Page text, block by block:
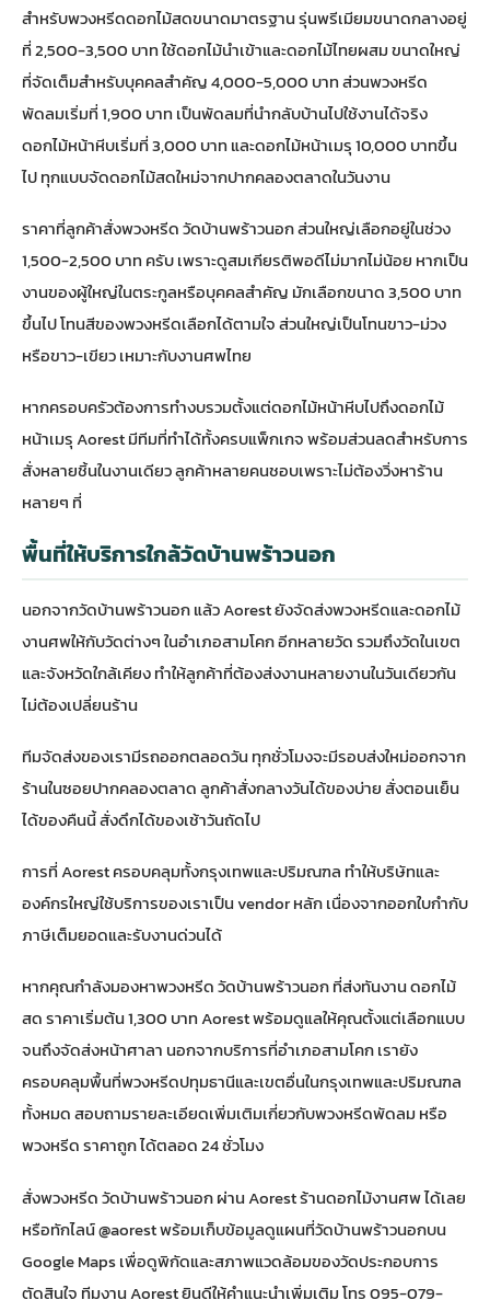
สำหรับพวงหรีดดอกไม้สดขนาดมาตรฐาน รุ่นพรีเมียมขนาดกลางอยู่
ที่ 2,500-3,500 บาท ใช้ดอกไม้นำเข้าและดอกไม้ไทยผสม ขนาดใหญ่
ที่จัดเต็มสำหรับบุคคลสำคัญ 4,000-5,000 บาท ส่วนพวงหรีด
พัดลมเริ่มที่ 1,900 บาท เป็นพัดลมที่นำกลับบ้านไปใช้งานได้จริง
ดอกไม้หน้าหีบเริ่มที่ 3,000 บาท และดอกไม้หน้าเมรุ 10,000 บาทขึ้น
ไป ทุกแบบจัดดอกไม้สดใหม่จากปากคลองตลาดในวันงาน
ราคาที่ลูกค้าสั่งพวงหรีด วัดบ้านพร้าวนอก ส่วนใหญ่เลือกอยู่ในช่วง
1,500-2,500 บาท ครับ เพราะดูสมเกียรติพอดีไม่มากไม่น้อย หากเป็น
งานของผู้ใหญ่ในตระกูลหรือบุคคลสำคัญ มักเลือกขนาด 3,500 บาท
ขึ้นไป โทนสีของพวงหรีดเลือกได้ตามใจ ส่วนใหญ่เป็นโทนขาว-ม่วง
หรือขาว-เขียว เหมาะกับงานศพไทย
หากครอบครัวต้องการทำงบรวมตั้งแต่ดอกไม้หน้าหีบไปถึงดอกไม้
หน้าเมรุ Aorest มีทีมที่ทำได้ทั้งครบแพ็กเกจ พร้อมส่วนลดสำหรับการ
สั่งหลายชิ้นในงานเดียว ลูกค้าหลายคนชอบเพราะไม่ต้องวิ่งหาร้าน
หลายๆ ที่
พื้นที่ให้บริการใกล้วัดบ้านพร้าวนอก
นอกจากวัดบ้านพร้าวนอก แล้ว Aorest ยังจัดส่งพวงหรีดและดอกไม้
งานศพให้กับวัดต่างๆ ในอำเภอสามโคก อีกหลายวัด รวมถึงวัดในเขต
และจังหวัดใกล้เคียง ทำให้ลูกค้าที่ต้องส่งงานหลายงานในวันเดียวกัน
ไม่ต้องเปลี่ยนร้าน
ทีมจัดส่งของเรามีรถออกตลอดวัน ทุกชั่วโมงจะมีรอบส่งใหม่ออกจาก
ร้านในซอยปากคลองตลาด ลูกค้าสั่งกลางวันได้ของบ่าย สั่งตอนเย็น
ได้ของคืนนี้ สั่งดึกได้ของเช้าวันถัดไป
การที่ Aorest ครอบคลุมทั้งกรุงเทพและปริมณฑล ทำให้บริษัทและ
องค์กรใหญ่ใช้บริการของเราเป็น vendor หลัก เนื่องจากออกใบกำกับ
ภาษีเต็มยอดและรับงานด่วนได้
หากคุณกำลังมองหาพวงหรีด วัดบ้านพร้าวนอก ที่ส่งทันงาน ดอกไม้
สด ราคาเริ่มต้น 1,300 บาท Aorest พร้อมดูแลให้คุณตั้งแต่เลือกแบบ
จนถึงจัดส่งหน้าศาลา นอกจากบริการที่อำเภอสามโคก เรายัง
ครอบคลุมพื้นที่พวงหรีดปทุมธานีและเขตอื่นในกรุงเทพและปริมณฑล
ทั้งหมด สอบถามรายละเอียดเพิ่มเติมเกี่ยวกับพวงหรีดพัดลมหรือ
พวงหรีด ราคาถูกได้ตลอด 24 ชั่วโมง
สั่งพวงหรีด วัดบ้านพร้าวนอก ผ่านAorest ร้านดอกไม้งานศพได้เลย
หรือทักไลน์ @aorest พร้อมเก็บข้อมูลดูแผนที่วัดบ้านพร้าวนอกบน
Google Mapsเพื่อดูพิกัดและสภาพแวดล้อมของวัดประกอบการ
ตัดสินใจ ทีมงาน Aorest ยินดีให้คำแนะนำเพิ่มเติม โทร 095-079-